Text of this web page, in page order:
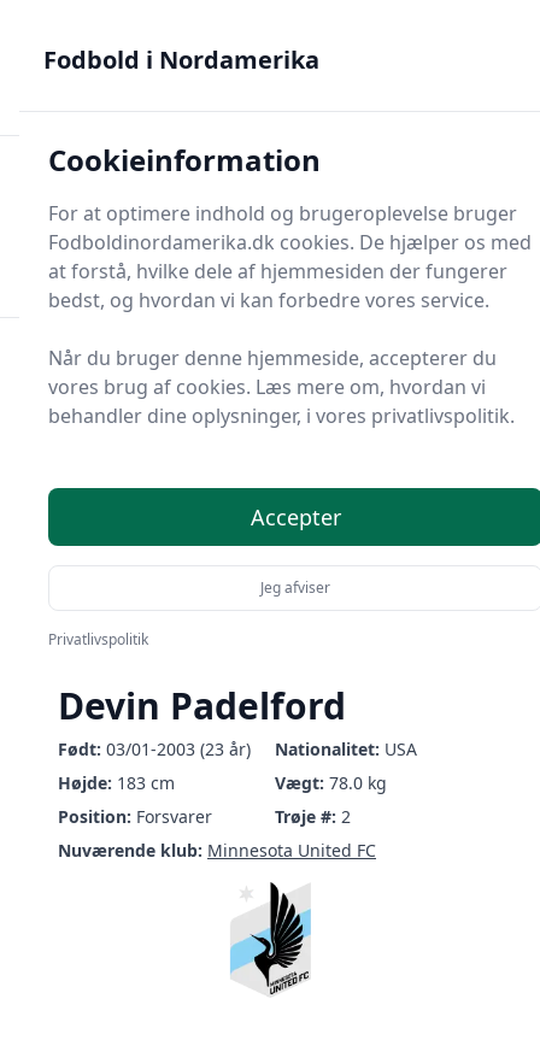
til nordamerikansk fodbold
Fodbold i
Menu
Søg
Devin Padelford
Født: 03/01-2003 (23 år) Nationalitet: USA
Højde: 183 cm Vægt: 78.0 kg
Position: Forsvarer Trøje #: 2
Nuværende klub: Minnesota United FC
Fodbold i Nordamerika
Cookieinformation
For at optimere indhold og brugeroplevelse bruger
Fodboldinordamerika.dk cookies. De hjælper os med
at forstå, hvilke dele af hjemmesiden der fungerer
bedst, og hvordan vi kan forbedre vores service.
Når du bruger denne hjemmeside, accepterer du
vores brug af cookies. Læs mere om, hvordan vi
behandler dine oplysninger, i vores privatlivspolitik.
Accepter
Jeg afviser
Privatlivspolitik